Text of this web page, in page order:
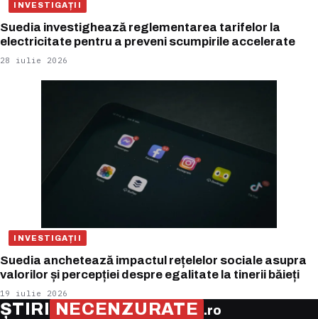
INVESTIGAȚII
Suedia investighează reglementarea tarifelor la
electricitate pentru a preveni scumpirile accelerate
28 iulie 2026
INVESTIGAȚII
Suedia anchetează impactul rețelelor sociale asupra
valorilor și percepției despre egalitate la tinerii băieți
19 iulie 2026
ȘTIRI NECENZURATE .ro